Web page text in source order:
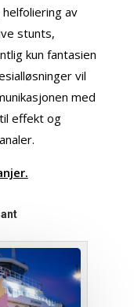
av
stunts,
kun fantasien
vil
med
effekt og